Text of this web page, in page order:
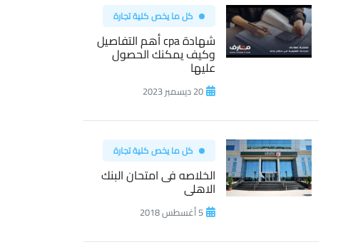
كل ما يخص كلية تجارة
شهادة cpa أهم التفاصيل
وكيف يمكنك الحصول
عليها
20 ديسمبر 2023
كل ما يخص كلية تجارة
الخلاصه فى امتحان البنك
الاهلى
5 أغسطس 2018